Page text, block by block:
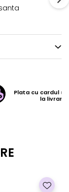
Plata cu cardul
la livrare